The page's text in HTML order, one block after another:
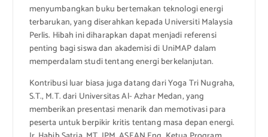
menyumbangkan buku bertemakan teknologi energi
terbarukan, yang diserahkan kepada Universiti Malaysia
Perlis. Hibah ini diharapkan dapat menjadi referensi
penting bagi siswa dan akademisi di UniMAP dalam
memperdalam studi tentang energi berkelanjutan.
Kontribusi luar biasa juga datang dari Yoga Tri Nugraha,
S.T., M.T. dari Universitas Al- Azhar Medan, yang
memberikan presentasi menarik dan memotivasi para
peserta untuk berpikir kritis tentang masa depan energi.